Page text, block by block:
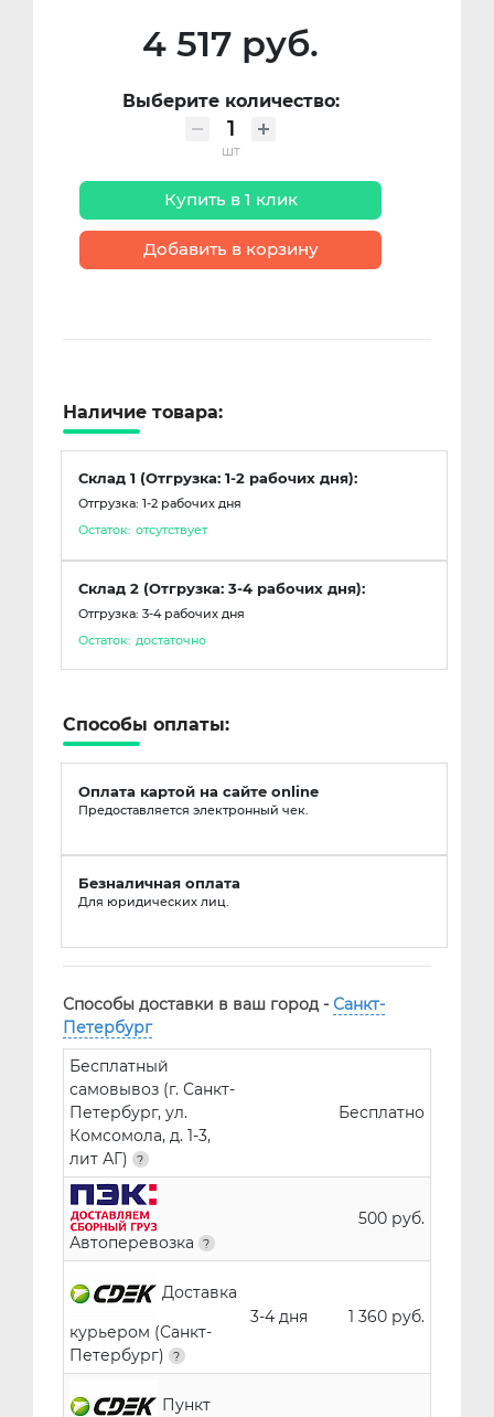
4 517 руб.
Выберите количество:
шт
Купить в 1 клик
Добавить в корзину
Наличие товара:
Склад 1 (Отгрузка: 1-2 рабочих дня):
Отгрузка: 1-2 рабочих дня
Остаток: отсутствует
Склад 2 (Отгрузка: 3-4 рабочих дня):
Отгрузка: 3-4 рабочих дня
Остаток: достаточно
Способы оплаты:
Оплата картой на сайте online
Предоставляется электронный чек.
Безналичная оплата
Для юридических лиц.
Способы доставки в ваш город - Санкт-
Петербург
Бесплатный
самовывоз (г. Санкт-
Петербург, ул.
Комсомола, д. 1-3,
лит АГ)
Бесплатно
Автоперевозка
500 руб.
Доставка
курьером (Санкт-
Петербург)
3-4 дня 1 360 руб.
Пункт